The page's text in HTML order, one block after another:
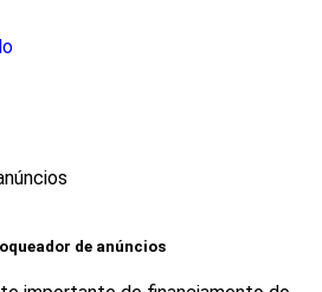
de anúncios